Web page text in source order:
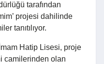
tarafından
projesi dahilinde
tanıtılıyor.
Hatip Lisesi, proje
camilerinden olan